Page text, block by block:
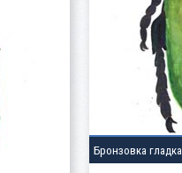
Бронзовка